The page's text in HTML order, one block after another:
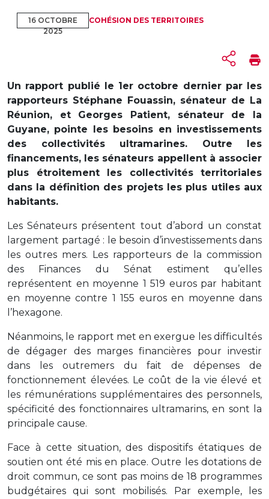
16 OCTOBRE
2025
COHÉSION DES TERRITOIRES
Un rapport publié le 1er octobre dernier par les
rapporteurs Stéphane Fouassin, sénateur de La
Réunion, et Georges Patient, sénateur de la
Guyane, pointe les besoins en investissements
des collectivités ultramarines. Outre les
financements, les sénateurs appellent à associer
plus étroitement les collectivités territoriales
dans la définition des projets les plus utiles aux
habitants.
Les Sénateurs présentent tout d’abord un constat
largement partagé : le besoin d’investissements dans
les outres mers. Les rapporteurs de la commission
des Finances du Sénat estiment qu’elles
représentent en moyenne 1 519 euros par habitant
en moyenne contre 1 155 euros en moyenne dans
l’hexagone.
Néanmoins, le rapport met en exergue les difficultés
de dégager des marges financières pour investir
dans les outremers du fait de dépenses de
fonctionnement élevées. Le coût de la vie élevé et
les rémunérations supplémentaires des personnels,
spécificité des fonctionnaires ultramarins, en sont la
principale cause.
Face à cette situation, des dispositifs étatiques de
soutien ont été mis en place. Outre les dotations de
droit commun, ce sont pas moins de 18 programmes
budgétaires qui sont mobilisés. Par exemple, les